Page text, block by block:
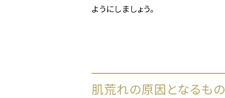
ようにしましょう。
肌荒れの原因となるもの